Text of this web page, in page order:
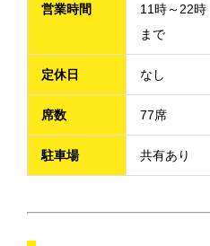
営業時間
11時～22
まで
定休日 なし
席数 77席
駐車場 共有あり